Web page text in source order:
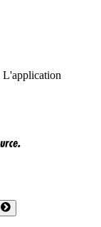
L'application